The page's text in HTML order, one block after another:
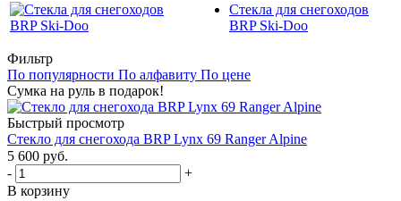
Стекла для снегоходов
BRP Ski-Doo
Фильтр
По популярности По алфавиту По цене
Сумка на руль в подарок!
Быстрый просмотр
Стекло для снегохода BRP Lynx 69 Ranger Alpine
5 600 руб.
-
+
В корзину